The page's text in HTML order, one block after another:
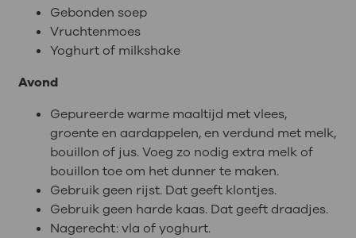
Gebonden soep
Vruchtenmoes
Yoghurt of milkshake
Avond
Gepureerde warme maaltijd met vlees,
groente en aardappelen, en verdund met melk,
bouillon of jus. Voeg zo nodig extra melk of
bouillon toe om het dunner te maken.
Gebruik geen rijst. Dat geeft klontjes.
Gebruik geen harde kaas. Dat geeft draadjes.
Nagerecht: vla of yoghurt.